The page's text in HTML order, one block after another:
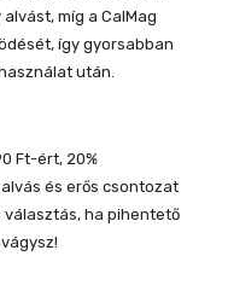
míg a CalMag
így gyorsabban
után.
Ft-ért, 20%
és erős csontozat
ha pihentető